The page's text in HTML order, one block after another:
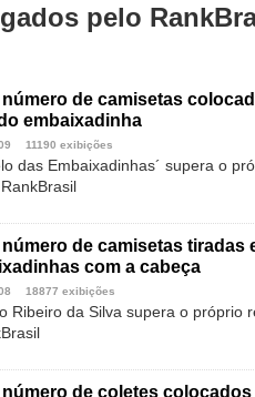
pelo
número de camisetas
embaixadinha
11190 exibições
das Embaixadinhas´ supera o
número de camisetas tiradas
com a cabeça
18877 exibições
Ribeiro da Silva supera o próprio
número de coletes